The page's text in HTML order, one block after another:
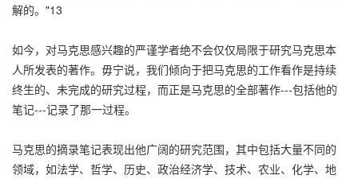
解的。"13
如今，对马克思感兴趣的严谨学者绝不会仅仅局限于研究马克思本
人所发表的著作。毋宁说，我们倾向于把马克思的工作看作是持续
终生的、未完成的研究过程，而正是马克思的全部著作---包括他的
笔记---记录了那一过程。
马克思的摘录笔记表现出他广阔的研究范围，其中包括大量不同的
领域，如法学、哲学、历史、政治经济学、技术、农业、化学、地